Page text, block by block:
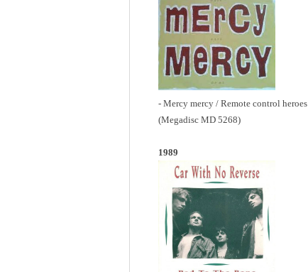
- Mercy mercy / Remote control heroes
(Megadisc MD 5268)
1989